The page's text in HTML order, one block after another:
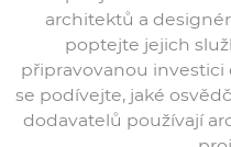
architektů a
poptejte jejich
připravovanou investici
se podívejte, jaké
dodavatelů používají